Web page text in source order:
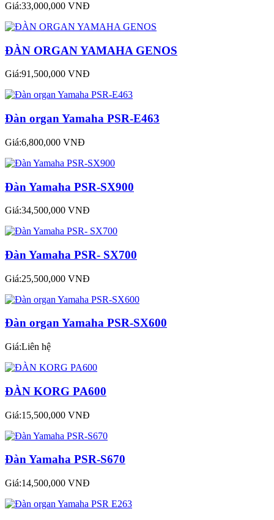
Giá:33,000,000 VNĐ
ĐÀN ORGAN YAMAHA GENOS
Giá:91,500,000 VNĐ
Đàn organ Yamaha PSR-E463
Giá:6,800,000 VNĐ
Đàn Yamaha PSR-SX900
Giá:34,500,000 VNĐ
Đàn Yamaha PSR- SX700
Giá:25,500,000 VNĐ
Đàn organ Yamaha PSR-SX600
Giá:Liên hệ
ĐÀN KORG PA600
Giá:15,500,000 VNĐ
Đàn Yamaha PSR-S670
Giá:14,500,000 VNĐ